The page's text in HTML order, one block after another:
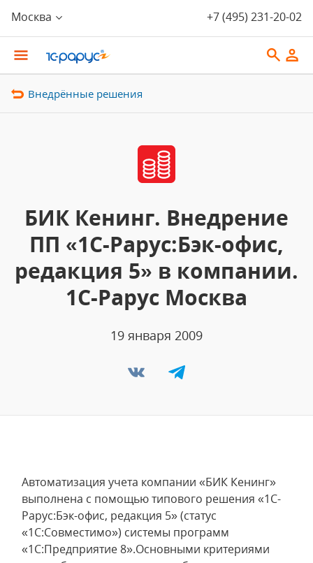
Москва +7 (495) 231-20-02
Внедрённые решения
БИК Кенинг. Внедрение
ПП «1С-Рарус:Бэк-офис,
редакция 5» в компании.
1С-Рарус Москва
19 января 2009
Автоматизация учета компании «БИК Кенинг»
выполнена с помощью типового решения «1С-
Рарус:Бэк-офис, редакция 5» (статус
«1С:Совместимо») системы программ
«1С:Предприятие 8».Основными критериями